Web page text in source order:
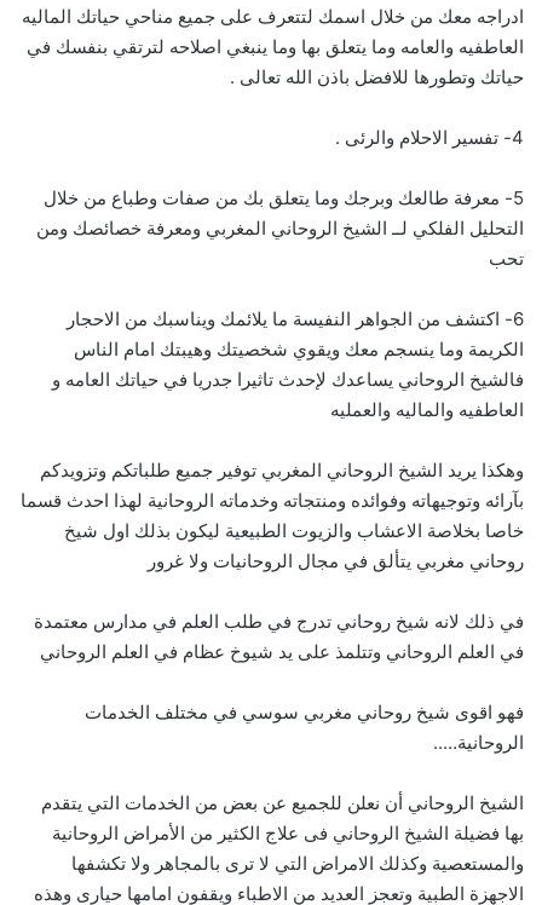
ادراجه معك من خلال اسمك لتتعرف على جميع مناحي حياتك الماليه
العاطفيه والعامه وما يتعلق بها وما ينبغي اصلاحه لترتقي بنفسك في
حياتك وتطورها للافضل باذن الله تعالى .
4- تفسير الاحلام والرئى .
5- معرفة طالعك وبرجك وما يتعلق بك من صفات وطباع من خلال
التحليل الفلكي لــ الشيخ الروحاني المغربي ومعرفة خصائصك ومن
تحب
6- اكتشف من الجواهر النفيسة ما يلائمك ويناسبك من الاحجار
الكريمة وما ينسجم معك ويقوي شخصيتك وهيبتك امام الناس
فالشيخ الروحاني يساعدك لإحدث تاثيرا جدريا في حياتك العامه و
العاطفيه والماليه والعمليه
وهكذا يريد الشيخ الروحاني المغربي توفير جميع طلباتكم وتزويدكم
بآرائه وتوجيهاته وفوائده ومنتجاته وخدماته الروحانية لهذا احدث قسما
خاصا بخلاصة الاعشاب والزيوت الطبيعية ليكون بذلك اول شيخ
روحاني مغربي يتألق في مجال الروحانيات ولا غرور
في ذلك لانه شيخ روحاني تدرج في طلب العلم في مدارس معتمدة
في العلم الروحاني وتتلمذ على يد شيوخ عظام في العلم الروحاني
فهو اقوى شيخ روحاني مغربي سوسي في مختلف الخدمات
الروحانية…..
الشيخ الروحاني أن نعلن للجميع عن بعض من الخدمات التي يتقدم
بها فضيلة الشيخ الروحاني فى علاج الكثير من الأمراض الروحانية
والمستعصية وكذلك الامراض التي لا ترى بالمجاهر ولا تكشفها
الاجهزة الطبية وتعجز العديد من الاطباء ويقفون امامها حيارى وهذه